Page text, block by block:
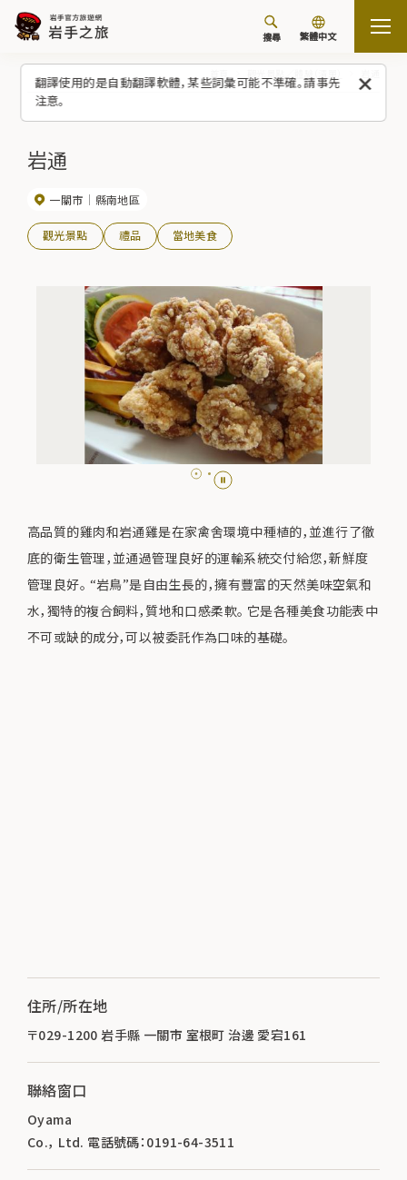
翻譯使用的是自動翻譯軟體，某些詞彙可能不準確。請事先
注意。
搜尋 繁體中文
岩通
一關市 縣南地區
觀光景點 禮品 當地美食
高品質的雞肉和岩通雞是在家禽舍環境中種植的，並進行了徹
底的衛生管理，並通過管理良好的運輸系統交付給您，新鮮度
管理良好。 “岩鳥”是自由生長的，擁有豐富的天然美味空氣和
水，獨特的複合飼料，質地和口感柔軟。 它是各種美食功能表中
不可或缺的成分，可以被委託作為口味的基礎。
住所/所在地
〒029-1200 岩手縣 一關市 室根町 治邊 愛宕161
聯絡窗口
Oyama
Co.， Ltd. 電話號碼：0191-64-3511